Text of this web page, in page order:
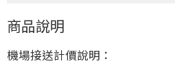
商品說明
機場接送計價說明：